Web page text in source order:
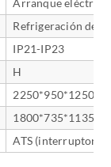
Refrigeración de
IP21-IP23
H
2250*950*1250
1800*735*1135
ATS (interruptor